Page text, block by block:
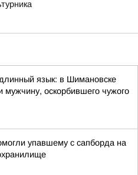
язык: в Шимановске
оскорбившего чужого
упавшему с сапборда на